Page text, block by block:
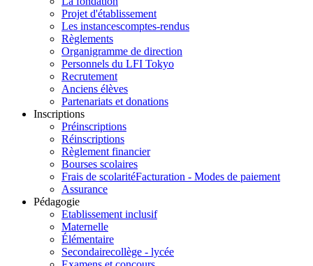
Projet d'établissement
Les instancescomptes-rendus
Règlements
Organigramme de direction
Personnels du LFI Tokyo
Recrutement
Anciens élèves
Partenariats et donations
Inscriptions
Préinscriptions
Réinscriptions
Règlement financier
Bourses scolaires
Frais de scolaritéFacturation - Modes de paiement
Assurance
Pédagogie
Etablissement inclusif
Maternelle
Élémentaire
Secondairecollège - lycée